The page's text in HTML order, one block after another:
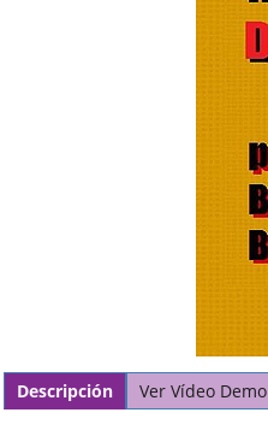
Descripción Ver Vídeo Demo